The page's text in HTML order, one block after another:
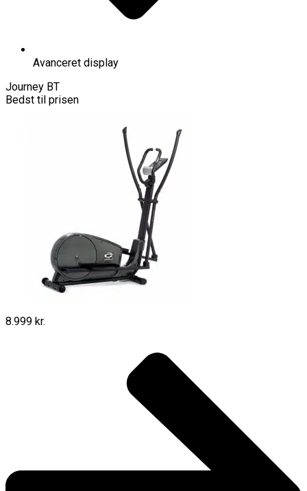
Avanceret display
Journey BT
Bedst til prisen
8.999 kr.